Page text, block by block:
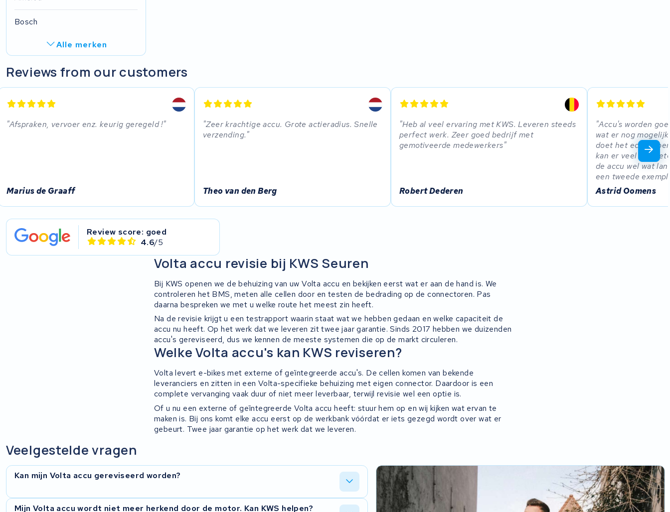
Bosch
Alle merken
R.A.T. Holland
Life&Mobility
Derby cycle
Tounis
Sundvall
Rixe
Reviews from our customers
Afspraken, vervoer enz. keurig geregeld !
Marius de Graaff
Zeer krachtige accu. Grote actieradius. Snelle
verzending.
Theo van den Berg
Heb al veel ervaring met KWS. Leveren steeds
perfect werk. Zeer goed bedrijf met
gemotiveerde medewerkers
Robert Dederen
Accu's worden
wat er nog
doet het echt
kan er veel
de accu wel wat
een tweede
Astrid Oomens
Review score: goed
4.6/5
Volta accu revisie bij KWS Seuren
Bij KWS openen we de behuizing van uw Volta accu en bekijken eerst wat er aan de hand is. We
controleren het BMS, meten alle cellen door en testen de bedrading op de connectoren. Pas
daarna bespreken we met u welke route het meest zin heeft.
Na de revisie krijgt u een testrapport waarin staat wat we hebben gedaan en welke capaciteit de
accu nu heeft. Op het werk dat we leveren zit twee jaar garantie. Sinds 2017 hebben we duizenden
accu's gereviseerd, dus we kennen de meeste systemen die op de markt circuleren.
Welke Volta accu's kan KWS reviseren?
Volta levert e-bikes met externe of geïntegreerde accu's. De cellen komen van bekende
leveranciers en zitten in een Volta-specifieke behuizing met eigen connector. Daardoor is een
complete vervanging vaak duur of niet meer leverbaar, terwijl revisie wel een optie is.
Of u nu een externe of geïntegreerde Volta accu heeft: stuur hem op en wij kijken wat ervan te
maken is. Bij ons komt elke accu eerst op de werkbank vóórdat er iets gezegd wordt over wat er
gebeurt. Twee jaar garantie op het werk dat we leveren.
Veelgestelde vragen
Kan mijn Volta accu gereviseerd worden?
Ja, Volta-accu's reviseren we regelmatig. We onderzoeken eerst wat er aan de hand is, vervangen
Mijn Volta accu wordt niet meer herkend door de motor. Kan KWS helpen?